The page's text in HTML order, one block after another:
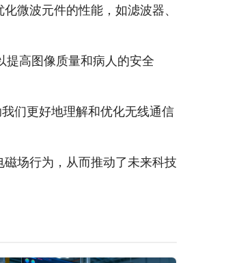
微波元件的性能，如滤波器、
提高图像质量和病人的安全
们更好地理解和优化无线通信
场行为，从而推动了未来科技